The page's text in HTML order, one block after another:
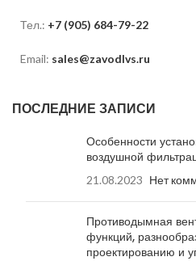
Тел.: +7 (905) 684-79-22
Email: sales@zavodlvs.ru
ПОСЛЕДНИЕ ЗАПИСИ
Особенности
воздушной
21.08.2023 Нет
Противодымная
функций,
проектированию и